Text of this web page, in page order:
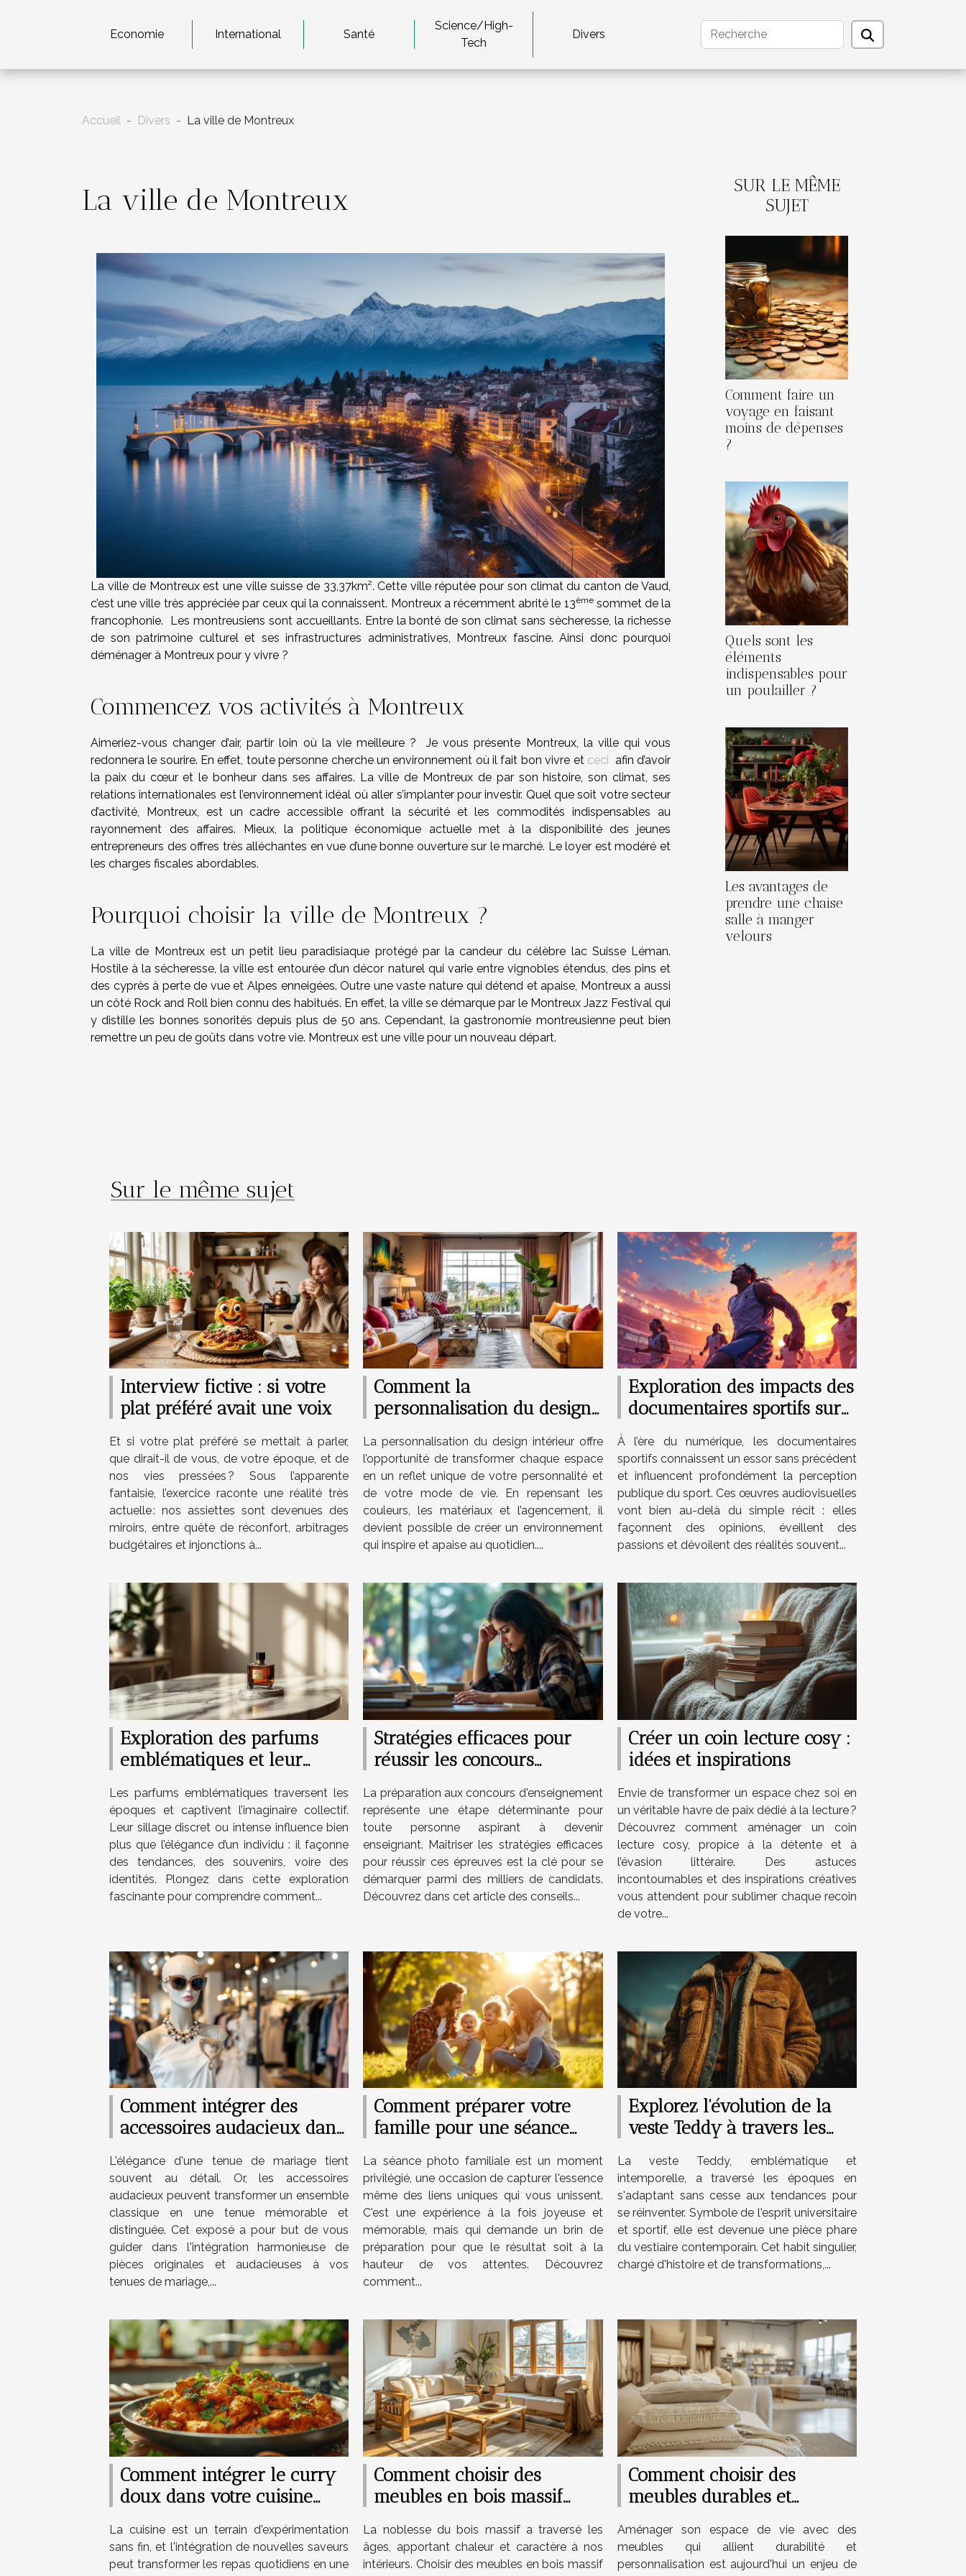
Economie International Santé
Science/High-
Tech
Divers
Accueil Divers La ville de Montreux
La ville de Montreux
La ville de Montreux est une ville suisse de 33,37km². Cette ville réputée pour son climat du canton de Vaud,
c’est une ville très appréciée par ceux qui la connaissent. Montreux a récemment abrité le 13èmesommet de la
francophonie. Les montreusiens sont accueillants. Entre la bonté de son climat sans sècheresse, la richesse
de son patrimoine culturel et ses infrastructures administratives, Montreux fascine. Ainsi donc pourquoi
déménager à Montreux pour y vivre ?
Commencez vos activités à Montreux
Aimeriez-vous changer d’air, partir loin où la vie meilleure ? Je vous présente Montreux, la ville qui vous
redonnera le sourire. En effet, toute personne cherche un environnement où il fait bon vivre et ceci afin d’avoir
la paix du cœur et le bonheur dans ses affaires. La ville de Montreux de par son histoire, son climat, ses
relations internationales est l’environnement idéal où aller s’implanter pour investir. Quel que soit votre secteur
d’activité, Montreux, est un cadre accessible offrant la sécurité et les commodités indispensables au
rayonnement des affaires. Mieux, la politique économique actuelle met à la disponibilité des jeunes
entrepreneurs des offres très alléchantes en vue d’une bonne ouverture sur le marché. Le loyer est modéré et
les charges fiscales abordables.
Pourquoi choisir la ville de Montreux ?
La ville de Montreux est un petit lieu paradisiaque protégé par la candeur du célèbre lac Suisse Léman.
Hostile à la sécheresse, la ville est entourée d’un décor naturel qui varie entre vignobles étendus, des pins et
des cyprès à perte de vue et Alpes enneigées. Outre une vaste nature qui détend et apaise, Montreux a aussi
un côté Rock and Roll bien connu des habitués. En effet, la ville se démarque par le Montreux Jazz Festival qui
y distille les bonnes sonorités depuis plus de 50 ans. Cependant, la gastronomie montreusienne peut bien
remettre un peu de goûts dans votre vie. Montreux est une ville pour un nouveau départ.
SUR LE MÊME
SUJET
Comment faire un
voyage en faisant
moins de dépenses
?
Quels sont les
éléments
indispensables pour
un poulailler ?
Les avantages de
prendre une chaise
salle à manger
velours
Sur le même sujet
Interview fictive : si votre
plat préféré avait une voix
Et si votre plat préféré se mettait à parler,
que dirait-il de vous, de votre époque, et de
nos vies pressées ? Sous l’apparente
fantaisie, l’exercice raconte une réalité très
actuelle : nos assiettes sont devenues des
miroirs, entre quête de réconfort, arbitrages
budgétaires et injonctions à...
Comment la
personnalisation du design
intérieur ?
La personnalisation du design intérieur offre
l’opportunité de transformer chaque espace
en un reflet unique de votre personnalité et
de votre mode de vie. En repensant les
couleurs, les matériaux et l’agencement, il
devient possible de créer un environnement
qui inspire et apaise au quotidien....
Exploration des impacts des
documentaires sportifs sur
À l’ère du numérique, les documentaires
sportifs connaissent un essor sans précédent
et influencent profondément la perception
publique du sport. Ces œuvres audiovisuelles
vont bien au-delà du simple récit : elles
façonnent des opinions, éveillent des
passions et dévoilent des réalités souvent...
Exploration des parfums
emblématiques et leur
Les parfums emblématiques traversent les
époques et captivent l’imaginaire collectif.
Leur sillage discret ou intense influence bien
plus que l’élégance d’un individu : il façonne
des tendances, des souvenirs, voire des
identités. Plongez dans cette exploration
fascinante pour comprendre comment...
Stratégies efficaces pour
réussir les concours
La préparation aux concours d'enseignement
représente une étape déterminante pour
toute personne aspirant à devenir
enseignant. Maîtriser les stratégies efficaces
pour réussir ces épreuves est la clé pour se
démarquer parmi des milliers de candidats.
Découvrez dans cet article des conseils...
Créer un coin lecture cosy :
idées et inspirations
Envie de transformer un espace chez soi en
un véritable havre de paix dédié à la lecture ?
Découvrez comment aménager un coin
lecture cosy, propice à la détente et à
l’évasion littéraire. Des astuces
incontournables et des inspirations créatives
vous attendent pour sublimer chaque recoin
de votre...
Comment intégrer des
accessoires audacieux dans
L'élégance d'une tenue de mariage tient
souvent au détail. Or, les accessoires
audacieux peuvent transformer un ensemble
classique en une tenue mémorable et
distinguée. Cet exposé a pour but de vous
guider dans l'intégration harmonieuse de
pièces originales et audacieuses à vos
tenues de mariage,...
Comment préparer votre
famille pour une séance
La séance photo familiale est un moment
privilégié, une occasion de capturer l'essence
même des liens uniques qui vous unissent.
C'est une expérience à la fois joyeuse et
mémorable, mais qui demande un brin de
préparation pour que le résultat soit à la
hauteur de vos attentes. Découvrez
comment...
Explorez l'évolution de la
veste Teddy à travers les
La veste Teddy, emblématique et
intemporelle, a traversé les époques en
s'adaptant sans cesse aux tendances pour
se réinventer. Symbole de l'esprit universitaire
et sportif, elle est devenue une pièce phare
du vestiaire contemporain. Cet habit singulier,
chargé d'histoire et de transformations,...
Comment intégrer le curry
doux dans votre cuisine
La cuisine est un terrain d'expérimentation
sans fin, et l'intégration de nouvelles saveurs
peut transformer les repas quotidiens en une
Comment choisir des
meubles en bois massif
maison
La noblesse du bois massif a traversé les
âges, apportant chaleur et caractère à nos
intérieurs. Choisir des meubles en bois massif
Comment choisir des
meubles durables et
maison
Aménager son espace de vie avec des
meubles qui allient durabilité et
personnalisation est aujourd'hui un enjeu de